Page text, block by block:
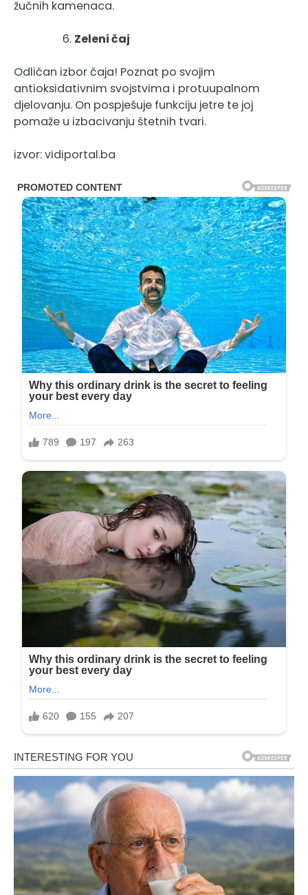
žučnih kamenaca.
Zeleni čaj
Odličan izbor čaja! Poznat po svojim
antioksidativnim svojstvima i protuupalnom
djelovanju. On pospješuje funkciju jetre te joj
pomaže u izbacivanju štetnih tvari.
izvor: vidiportal.ba